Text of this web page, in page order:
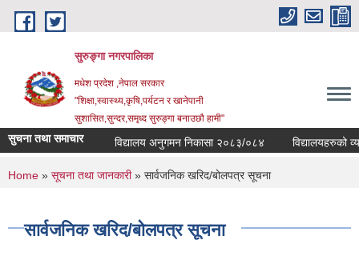
Skip to main content
सुरुङ्‍गा नगरपालिका
मधेश प्रदेश ,नेपाल सरकार
"शिक्षा,स्वास्थ्य,कृषि,पर्यटन र खानेपानी
सुशासित,सुन्दर,समृध्द सुरुङ्गा बनाउछौ हामी"
सुचना तथा समाचार विद्यालय अनुगमन निकासा २०८३/०८४ विद्यालयहरुको
You are here
Home » सूचना तथा जानकारी» सार्वजनिक खरिद/बोलपत्र सूचना
सार्वजनिक खरिद/बोलपत्र सूचना